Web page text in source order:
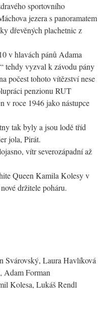
sportovního
jezera s panoramatem
dřevěných plachetnic z
v hlavách pánů Adama
tehdy vyzval k závodu pány
počest tohoto vítězství nese
penzionu RUT
v roce 1946 jako nástupce
tak byly a jsou lodě tříd
jola, Pirát.
vítr severozápadní až
Queen Kamila Kolesy v
držitele poháru.
Svárovský, Laura Havlíková
Adam Forman
Kolesa, Lukáš Rendl